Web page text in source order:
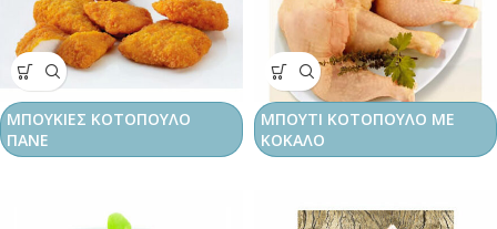
ΜΠΟΥΚΙΕΣ ΚΟΤΟΠΟΥΛΟ
ΠΑΝΕ
ΜΠΟΥΤΙ ΚΟΤΟΠΟΥΛΟ ΜΕ
ΚΟΚΑΛΟ